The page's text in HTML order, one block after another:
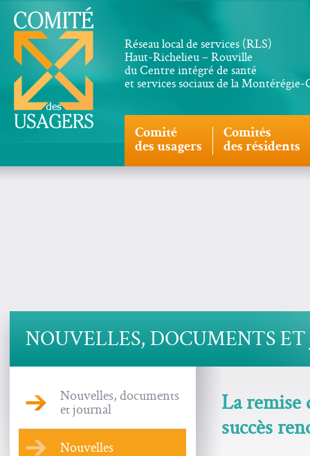
Réseau local de services (RLS)
Haut-Richelieu – Rouville
du Centre intégré de santé
et services sociaux de la
Comité
des usagers
Comités
des résidents
NOUVELLES, DOCUMENTS
Nouvelles, documents
et journal
Nouvelles
La remise
succès